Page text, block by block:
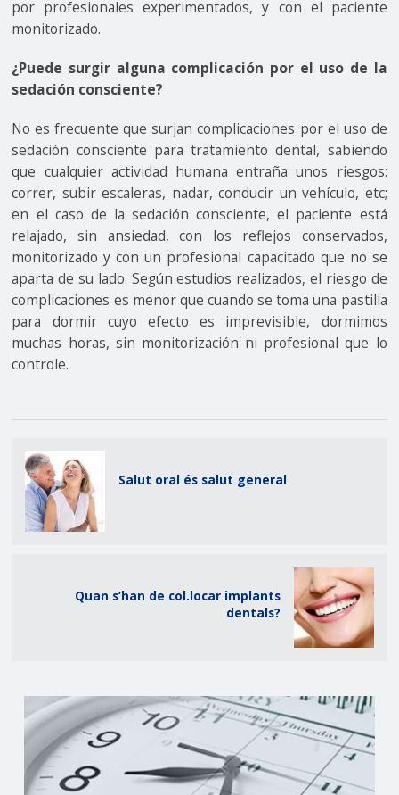
por profesionales experimentados, y con el paciente
monitorizado.
¿Puede surgir alguna complicación por el uso de la
sedación consciente?
No es frecuente que surjan complicaciones por el uso de
sedación consciente para tratamiento dental, sabiendo
que cualquier actividad humana entraña unos riesgos:
correr, subir escaleras, nadar, conducir un vehículo, etc;
en el caso de la sedación consciente, el paciente está
relajado, sin ansiedad, con los reflejos conservados,
monitorizado y con un profesional capacitado que no se
aparta de su lado. Según estudios realizados, el riesgo de
complicaciones es menor que cuando se toma una pastilla
para dormir cuyo efecto es imprevisible, dormimos
muchas horas, sin monitorización ni profesional que lo
controle.
Salut oral és salut general
Quan s’han de col.locar implants
dentals?